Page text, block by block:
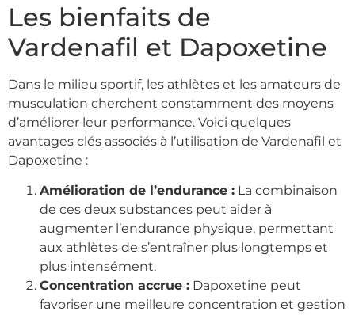
Les bienfaits de
Vardenafil et Dapoxetine
Dans le milieu sportif, les athlètes et les amateurs de
musculation cherchent constamment des moyens
d’améliorer leur performance. Voici quelques
avantages clés associés à l’utilisation de Vardenafil et
Dapoxetine :
Amélioration de l’endurance : La combinaison
de ces deux substances peut aider à
augmenter l’endurance physique, permettant
aux athlètes de s’entraîner plus longtemps et
plus intensément.
Concentration accrue : Dapoxetine peut
favoriser une meilleure concentration et gestion